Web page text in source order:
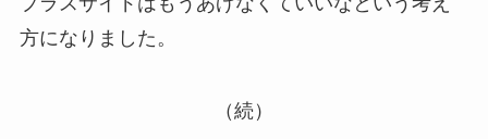
方になりました。
（続）